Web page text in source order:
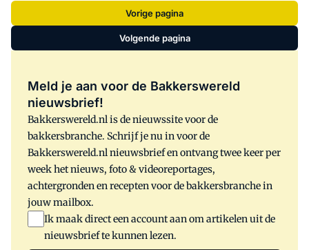
Vorige pagina
Volgende pagina
Meld je aan voor de Bakkerswereld
nieuwsbrief!
Bakkerswereld.nl is de nieuwssite voor de
bakkersbranche. Schrijf je nu in voor de
Bakkerswereld.nl nieuwsbrief en ontvang twee keer per
week het nieuws, foto & videoreportages,
achtergronden en recepten voor de bakkersbranche in
jouw mailbox.
Ik maak direct een account aan om artikelen uit de
nieuwsbrief te kunnen lezen.